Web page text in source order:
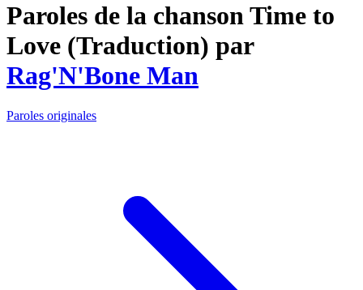
Paroles de la chanson Time to
Love (Traduction) par
Rag'N'Bone Man
Paroles originales